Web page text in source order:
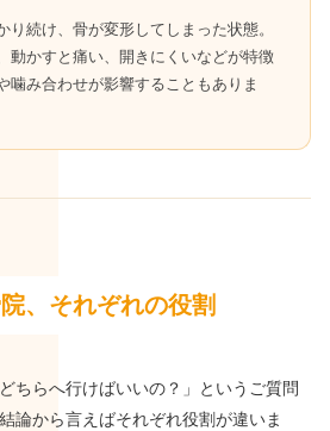
り続け、骨が変形してしまった状態。
動かすと痛い、開きにくいなどが特徴
噛み合わせが影響することもありま
、それぞれの役割
ちらへ行けばいいの？」というご質問
論から言えばそれぞれ役割が違いま